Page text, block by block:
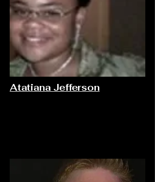
Atatiana Jefferson